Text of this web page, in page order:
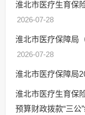
淮北市医疗生育保
2026-07-28
淮北市医疗保障局
2026-07-28
淮北市医疗保障局
淮北市医疗生育保
预算财政拨款“三公